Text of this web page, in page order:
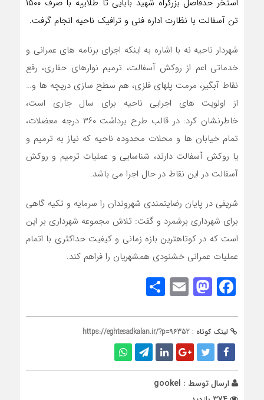
استخر حدفاصل بزرگراه شهید بابایی تا طلاییه با صرف ۱۵۰۰
تن آسفالت با نظارت اداره فنی و ترافیک ناحیه انجام گرفت.
شهردار ناحیه نه با اشاره به اینکه اجرای برنامه های عمرانی و
خدماتی اعم از روکش آسفالت، ترمیم نوارهای حفاری، رفع
نقاط آبگیر، مرمت پلهای فلزی، هم سطح سازی دریچه ها و…
از اولویت های اجرایی ناحیه برای سال جاری است،
خاطرنشان کرد: در قالب طرح برداشت ۳۶۰ درجه معضلات،
تمام خیابان ها و محلات محدوده ناحیه که نیاز به ترمیم و
یا روکش آسفالت دارند، شناسایی و عملیات ترمیم و روکش
آسفالت در این نقاط در حال اجرا می باشد.
شریفی در پایان رضایتمندی شهروندان را سرمایه و تکیه گاهی
برای شهرداری برشمرد و گفت: تلاش مجموعه شهرداری بر این
است که در کوتاهترین بازه زمانی و کیفیت حداکثری با اتمام
عملیات عمرانی خشنودی همشهریان را فراهم کند.
Facebook
Mastodon
Email
لینک کوتاه : https://eghtesadkalan.ir/?p=96352
ارسال توسط : gookel